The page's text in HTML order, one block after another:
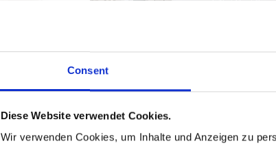
Consent
Diese Website verwendet Cookies.
Wir verwenden Cookies, um Inhalte und Anzeigen zu